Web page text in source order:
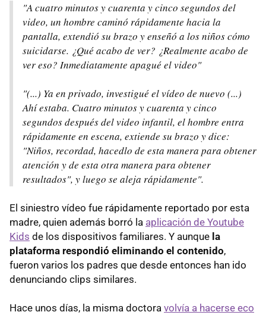
"A cuatro minutos y cuarenta y cinco segundos del
video, un hombre caminó rápidamente hacia la
pantalla, extendió su brazo y enseñó a los niños cómo
suicidarse. ¿Qué acabo de ver? ¿Realmente acabo de
ver eso? Inmediatamente apagué el video"
"(...) Ya en privado, investigué el vídeo de nuevo (...)
Ahí estaba. Cuatro minutos y cuarenta y cinco
segundos después del video infantil, el hombre entra
rápidamente en escena, extiende su brazo y dice:
"Niños, recordad, hacedlo de esta manera para obtener
atención y de esta otra manera para obtener
resultados", y luego se aleja rápidamente".
El siniestro vídeo fue rápidamente reportado por esta
madre, quien además borró la aplicación de Youtube
Kids de los dispositivos familiares. Y aunque la
plataforma respondió eliminando el contenido,
fueron varios los padres que desde entonces han ido
denunciando clips similares.
Hace unos días, la misma doctora volvía a hacerse eco